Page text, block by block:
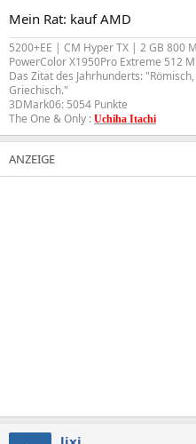
Mein Rat: kauf AMD
5200+EE | CM Hyper TX | 2 GB 800
PowerColor X1950Pro Extreme 512
Das Zitat des Jahrhunderts:
Griechisch."
3DMark06: 5054 Punkte
The One & Only : Uchiha Itachi